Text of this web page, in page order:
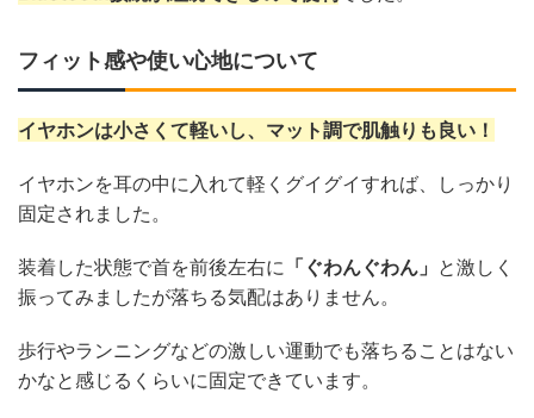
フィット感や使い心地について
イヤホンは小さくて軽いし、マット調で肌触りも良い！
イヤホンを耳の中に入れて軽くグイグイすれば、しっかり
固定されました。
装着した状態で首を前後左右に 「ぐわんぐわん」 と激しく
振ってみましたが落ちる気配はありません。
歩行やランニングなどの激しい運動でも落ちることはない
かなと感じるくらいに固定できています。